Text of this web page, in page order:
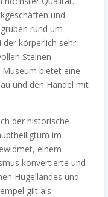
und
rund um
der körperlich sehr
Steinen
bietet eine
und den Handel mit
der historische
im
einem
konvertierte und
Hügellandes und
gilt als